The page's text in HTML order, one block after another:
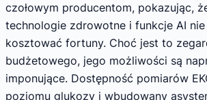
czołowym producentom, pokazując,
technologie zdrowotne i funkcje AI nie
kosztować fortuny. Choć jest to
budżetowego, jego możliwości są
imponujące. Dostępność pomiarów
poziomu glukozy i wbudowany